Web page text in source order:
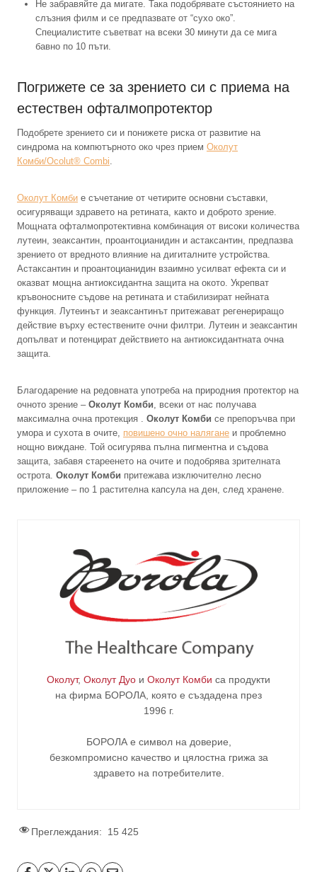
Не забравяйте да мигате. Така подобрявате състоянието на
слъзния филм и се предпазвате от “сухо око”.
Специалистите съветват на всеки 30 минути да се мига
бавно по 10 пъти.
Погрижете се за зрението си с приема на
естествен офталмопротектор
Подобрете зрението си и понижете риска от развитие на
синдрома на компютърното око чрез прием Околут
Комби/Ocolut® Combi
Околут Комби е съчетание от четирите основни съставки,
осигуряващи здравето на ретината, както и доброто зрение.
Мощната офталмопротективна комбинация от високи количества
лутеин, зеаксантин, проантоцианидин и астаксантин, предпазва
зрението от вредното влияние на дигиталните устройства.
Астаксантин и проантоцианидин взаимно усилват ефекта си и
оказват мощна антиоксидантна защита на окото. Укрепват
кръвоносните съдове на ретината и стабилизират нейната
функция. Лутеинът и зеаксантинът притежават регенериращо
действие върху естествените очни филтри. Лутеин и зеаксантин
допълват и потенцират действието на антиоксидантната очна
защита.
Благодарение на редовната употреба на природния протектор на
очното зрение – Околут Комби , всеки от нас получава
максимална очна протекция . Околут Комби се препоръчва при
умора и сухота в очите, повишено очно налягане и проблемно
нощно виждане. Той осигурява пълна пигментна и съдова
защита, забавя стареенето на очите и подобрява зрителната
острота. Околут Комби притежава изключително лесно
приложение – по 1 растителна капсула на ден, след хранене.
Околут, Околут Дуо и Околут Комби са продукти
на фирма БОРОЛА , която е създадена през
1996 г.
БОРОЛА е символ на доверие,
безкомпромисно качество и цялостна грижа за
здравето на потребителите
Преглеждания: 15 425